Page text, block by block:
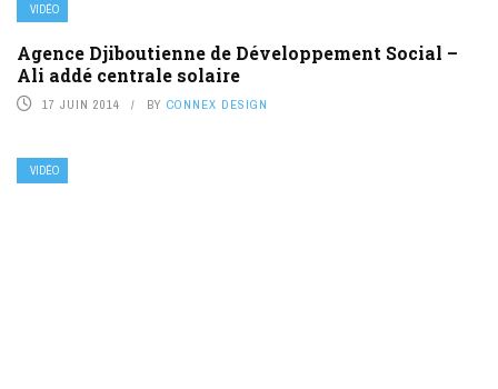
VIDÉO
Agence Djiboutienne de Développement Social –
Ali addé centrale solaire
17 JUIN 2014 BY CONNEX DESIGN
VIDÉO